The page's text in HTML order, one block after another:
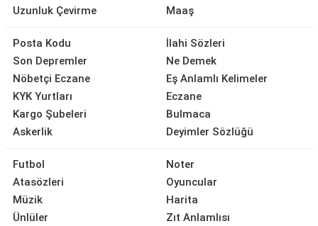
Uzunluk Çevirme
Maaş
Posta Kodu
Son Depremler
Nöbetçi Eczane
KYK Yurtları
Kargo Şubeleri
Askerlik
İlahi Sözleri
Ne Demek
Eş Anlamlı Kelimeler
Eczane
Bulmaca
Deyimler Sözlüğü
Futbol
Atasözleri
Müzik
Ünlüler
Noter
Oyuncular
Harita
Zıt Anlamlısı